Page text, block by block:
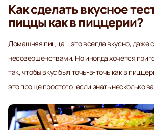
Как сделать вкусное
пиццы как в пиццерии?
Домашняя пицца – это всегда вкусно, даже
несовершенствами. Но иногда хочется
так, чтобы вкус был точь-в-точь как в
это проще простого, если знать несколько